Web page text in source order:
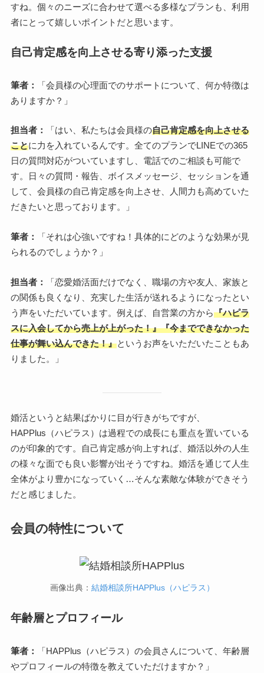
すね。個々のニーズに合わせて選べる多様なプランも、利用
者にとって嬉しいポイントだと思います。
自己肯定感を向上させる寄り添った支援
筆者：
「会員様の心理面でのサポートについて、何か特徴は
ありますか？」
担当者： 「はい、私たちは会員様の自己肯定感を向上させる
ことに力を入れているんです。全てのプランでLINEでの365
日の質問対応がついていますし、電話でのご相談も可能で
す。日々の質問・報告、ボイスメッセージ、セッションを通
して、会員様の自己肯定感を向上させ、人間力も高めていた
だきたいと思っております。」
筆者：
「それは心強いですね！具体的にどのような効果が見
られるのでしょうか？」
担当者：
「恋愛婚活面だけでなく、職場の方や友人、家族と
の関係も良くなり、充実した生活が送れるようになったとい
う声をいただいています。例えば、自営業の方から『ハピラ
スに入会してから売上が上がった！』『今までできなかった
仕事が舞い込んできた！』というお声をいただいたこともあ
りました。」
婚活というと結果ばかりに目が行きがちですが、
HAPPlus（ハピラス）は過程での成長にも重点を置いている
のが印象的です。自己肯定感が向上すれば、婚活以外の人生
の様々な面でも良い影響が出そうですね。婚活を通じて人生
全体がより豊かになっていく…そんな素敵な体験ができそう
だと感じました。
会員の特性について
画像出典： 結婚相談所HAPPlus（ハピラス）
年齢層とプロフィール
筆者：
「HAPPlus（ハピラス）の会員さんについて、年齢層
やプロフィールの特徴を教えていただけますか？」